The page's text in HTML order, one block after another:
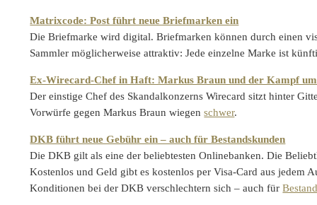
Matrixcode: Post führt neue Briefmarken ein
Die Briefmarke wird digital. Briefmarken können durch einen
Sammler möglicherweise attraktiv: Jede einzelne Marke ist
Ex-Wirecard-Chef in Haft: Markus Braun und der Kampf
Der einstige Chef des Skandalkonzerns Wirecard sitzt hinter
Vorwürfe gegen Markus Braun wiegenschwer.
DKB führt neue Gebühr ein – auch für Bestandskunden
Die DKB gilt als eine der beliebtesten Onlinebanken. Die
Kostenlos und Geld gibt es kostenlos per Visa-Card aus jedem
Konditionen bei der DKB verschlechtern sich – auch für